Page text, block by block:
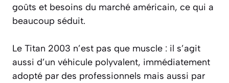
goûts et besoins du marché américain, ce qui a
beaucoup séduit.
Le Titan 2003 n’est pas que muscle : il s’agit
aussi d’un véhicule polyvalent, immédiatement
adopté par des professionnels mais aussi par